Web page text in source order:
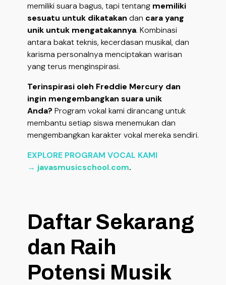
memiliki suara bagus, tapi tentang memiliki
sesuatu untuk dikatakan dan cara yang
unik untuk mengatakannya. Kombinasi
antara bakat teknis, kecerdasan musikal, dan
karisma personalnya menciptakan warisan
yang terus menginspirasi.
Terinspirasi oleh Freddie Mercury dan
ingin mengembangkan suara unik
Anda? Program vokal kami dirancang untuk
membantu setiap siswa menemukan dan
mengembangkan karakter vokal mereka sendiri.
EXPLORE PROGRAM VOCAL KAMI
→ javasmusicschool.com.
Daftar Sekarang
dan Raih
Potensi Musik